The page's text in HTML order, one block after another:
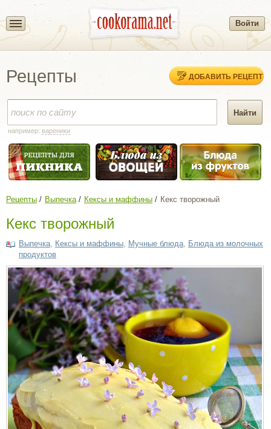
Войти
Рецепты ДОБАВИТЬ РЕЦЕПТ
например: вареники
Рецепты Выпечка Кексы и маффины Кекс творожный
Кекс творожный
Выпечка Кексы и маффины Мучные блюда Блюда из молочных
продуктов